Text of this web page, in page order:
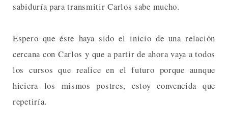
sabiduría para transmitir Carlos sabe mucho.
Espero que éste haya sido el inicio de una relación
cercana con Carlos y que a partir de ahora vaya a todos
los cursos que realice en el futuro porque aunque
hiciera los mismos postres, estoy convencida que
repetiría.